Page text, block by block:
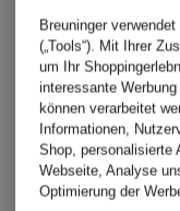
Breuninger
(„Tools“). Mit Ihrer
um Ihr
interessante
können verarbeitet
Informationen,
Shop, personalisierte
Webseite, Analyse
Optimierung der